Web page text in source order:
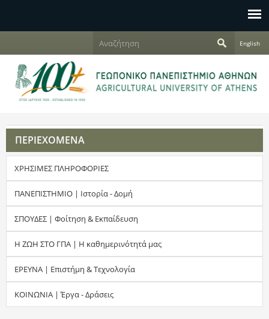
Φ
ό
μ
α
α
ν
α
ζ
ή
τ
ζ
ή
τ
η
English
ΠΕΡΙΕΧΟΜΕΝΑ
ΧΡΗΣΙΜΕΣ ΠΛΗΡΟΦΟΡΙΕΣ
ΠΑΝΕΠΙΣΤΗΜΙΟ | Ιστορία - Δομή
ΣΠΟΥΔΕΣ | Φοίτηση & Εκπαίδευση
Η ΖΩΗ ΣΤΟ ΓΠΑ | Η καθημερινότητά μας
ΕΡΕΥΝΑ | Επιστήμη & Τεχνολογία
ΚΟΙΝΩΝΙΑ | Έργα - Δράσεις